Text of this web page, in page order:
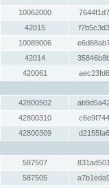
10062000
42015
10089006
42014
420061
42800502
42800310
42800309
587507
587505